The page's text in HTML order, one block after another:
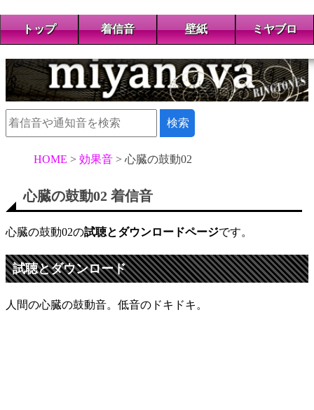
トップ 着信音 壁紙 ミヤブロ
HOME 効果音 心臓の鼓動02
心臓の鼓動02 着信音
心臓の鼓動02の試聴とダウンロードページです。
試聴とダウンロード
人間の心臓の鼓動音。低音のドキドキ。